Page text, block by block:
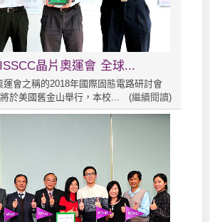
晶片奧運會 全球...
會之稱的2018年國際固態電路研討會
將於美國舊金山舉行，本校... (繼續閱讀)